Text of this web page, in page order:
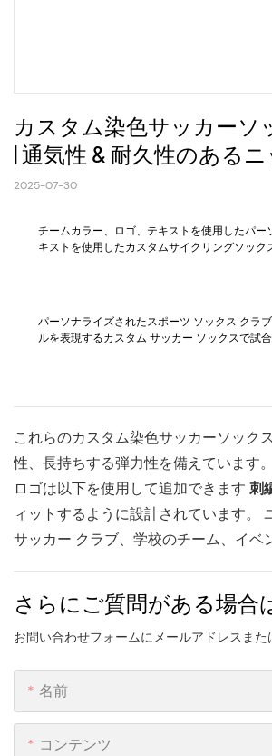
カスタム染色サッカー
| 通気性 & 耐久性のあるニ
2025-07-30
チームカラー、ロゴ、テキストを使用したパ
キストを使用したカスタムサイクリングソック
パーソナライズされたスポーツ ソックス クラ
ルを表現するカスタム サッカー ソックスで試
これらのカスタム染色サッカーソック
性、長持ちする弾力性を備えています
ロゴは以下を使用して追加できます 刺
ィットするように設計されています。
サッカー クラブ、学校のチーム、イベ
さらにご質問がある場合
お問い合わせフォームにメールアドレスま
名前
コンテンツ